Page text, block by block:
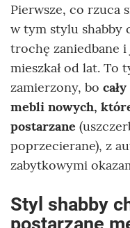
Pierwsze, co rzuca
w tym stylu shabby
trochę zaniedbane
mieszkał od lat. To
zamierzony, bo
mebli nowych,
postarzane
poprzecierane), z
zabytkowymi
Styl shabby